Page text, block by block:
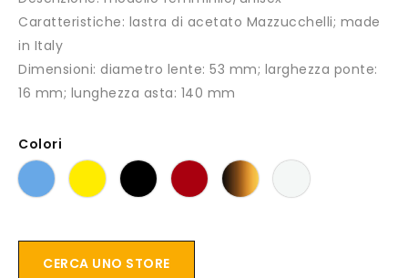
Caratteristiche: lastra di acetato Mazzucchelli; made
in Italy
Dimensioni: diametro lente: 53 mm; larghezza ponte:
16 mm; lunghezza asta: 140 mm
Colori
CERCA UNO STORE